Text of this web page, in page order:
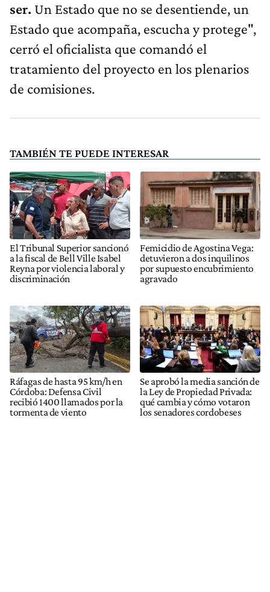
ser. Un Estado que no se desentiende, un
Estado que acompaña, escucha y protege",
cerró el oficialista que comandó el
tratamiento del proyecto en los plenarios
de comisiones.
TAMBIÉN TE PUEDE INTERESAR
El Tribunal Superior sancionó
a la fiscal de Bell Ville Isabel
Reyna por violencia laboral y
discriminación
Femicidio de Agostina Vega:
detuvieron a dos inquilinos
por supuesto encubrimiento
agravado
Ráfagas de hasta 95 km/h en
Córdoba: Defensa Civil
recibió 1400 llamados por la
tormenta de viento
Se aprobó la media sanción de
la Ley de Propiedad Privada:
qué cambia y cómo votaron
los senadores cordobeses